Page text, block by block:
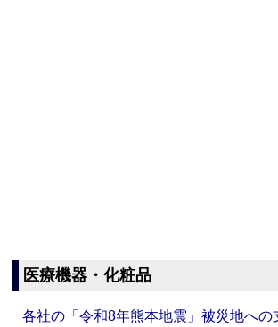
医療機器・化粧品
各社の「令和8年熊本地震」被災地への